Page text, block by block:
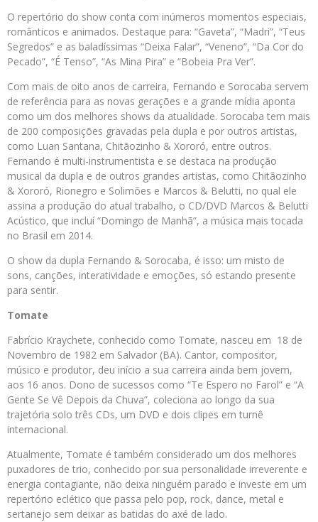
O repertório do show conta com inúmeros momentos especiais,
românticos e animados. Destaque para: “Gaveta”, “Madri”, “Teus
Segredos” e as baladíssimas “Deixa Falar”, “Veneno”, “Da Cor do
Pecado”, “É Tenso”, “As Mina Pira” e “Bobeia Pra Ver”.
Com mais de oito anos de carreira, Fernando e Sorocaba servem
de referência para as novas gerações e a grande mídia aponta
como um dos melhores shows da atualidade. Sorocaba tem mais
de 200 composições gravadas pela dupla e por outros artistas,
como Luan Santana, Chitãozinho & Xororó, entre outros.
Fernando é multi-instrumentista e se destaca na produção
musical da dupla e de outros grandes artistas, como Chitãozinho
& Xororó, Rionegro e Solimões e Marcos & Belutti, no qual ele
assina a produção do atual trabalho, o CD/DVD Marcos & Belutti
Acústico, que incluí “Domingo de Manhã”, a música mais tocada
no Brasil em 2014.
O show da dupla Fernando & Sorocaba, é isso: um misto de
sons, canções, interatividade e emoções, só estando presente
para sentir.
Tomate
Fabrício Kraychete, conhecido como Tomate, nasceu em 18 de
Novembro de 1982 em Salvador (BA). Cantor, compositor,
músico e produtor, deu início a sua carreira ainda bem jovem,
aos 16 anos. Dono de sucessos como “Te Espero no Farol” e “A
Gente Se Vê Depois da Chuva”, coleciona ao longo da sua
trajetória solo três CDs, um DVD e dois clipes em turnê
internacional.
Atualmente, Tomate é também considerado um dos melhores
puxadores de trio, conhecido por sua personalidade irreverente e
energia contagiante, não deixa ninguém parado e investe em um
repertório eclético que passa pelo pop, rock, dance, metal e
sertanejo sem deixar as batidas do axé de lado.